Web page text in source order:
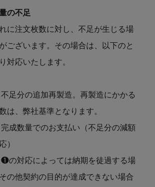
の不足
に注文枚数に対し、不足が生じる場
ございます。その場合は、以下のと
対応いたします。
足分の追加再製造。再製造にかかる
は、弊社基準となります。
成数量でのお支払い（不足分の減額
）
の対応によっては納期を徒過する場
の他契約の目的が達成できない場合